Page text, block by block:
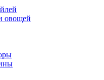
овощей